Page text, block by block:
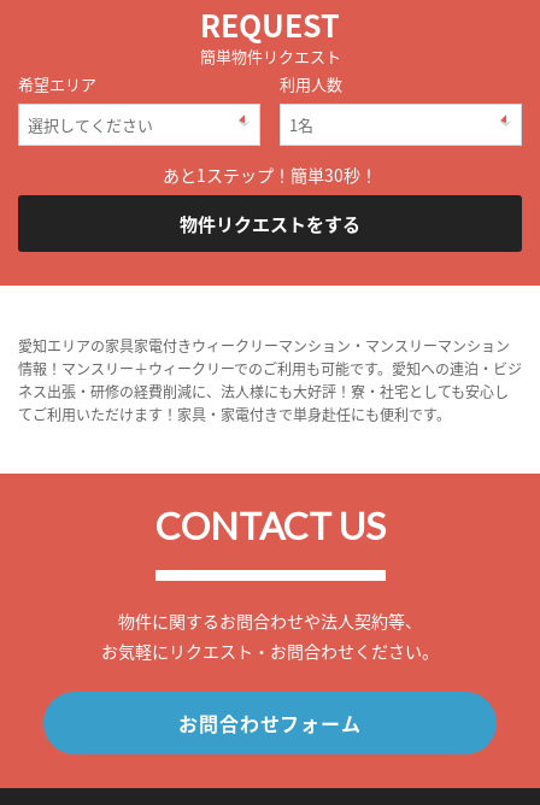
REQUEST
簡単物件リクエスト
希望エリア
利用人数
あと1ステップ！簡単30秒！
物件リクエストをする
愛知エリアの家具家電付きウィークリーマンション・マンスリーマンション
情報！マンスリー＋ウィークリーでのご利用も可能です。愛知への連泊・ビジ
ネス出張・研修の経費削減に、法人様にも大好評！寮・社宅としても安心し
てご利用いただけます！家具・家電付きで単身赴任にも便利です。
CONTACT US
物件に関するお問合わせや法人契約等、
お気軽にリクエスト・お問合わせください。
お問合わせフォーム